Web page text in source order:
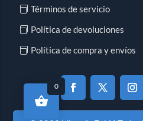
Términos de servicio
Política de devoluciones
Política de compra y envíos
0